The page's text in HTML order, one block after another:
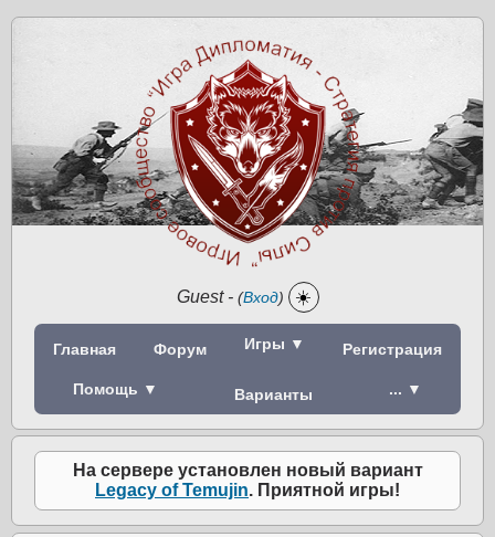
Guest- (Вход) ☀️
Главная Форум Игры ▼ Регистрация
Помощь ▼ Варианты ... ▼
На сервере установлен новый вариант
Legacy of Temujin. Приятной игры!